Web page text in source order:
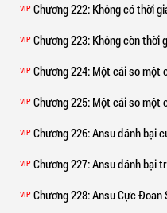
VIP Chương 222: Không có thời
VIP Chương 223: Không còn thời gian
VIP Chương 224: Một cái so một
VIP Chương 225: Một cái so một
VIP Chương 226: Ansu đánh bại cuộc
VIP Chương 227: Ansu đánh bại trận
VIP Chương 228: Ansu Cực Đoan